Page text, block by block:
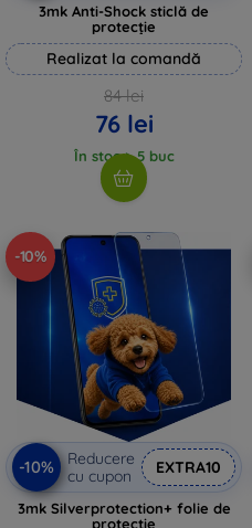
3mk Anti-Shock sticlă de
protecție
Realizat la comandă
84 lei
76 lei
În stoc > 5 buc
-10%
-10%
Reducere
cu cupon
EXTRA10
3mk Silverprotection+ folie de
protecție